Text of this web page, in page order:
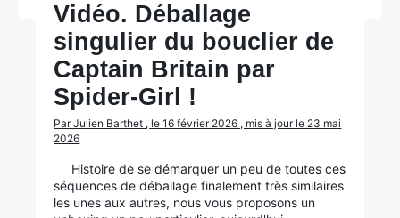
Vidéo. Déballage
singulier du bouclier de
Captain Britain par
Spider-Girl !
Par Julien Barthet , le 16 février 2026 , mis à jour le 23 mai
2026
Histoire de se démarquer un peu de toutes ces
séquences de déballage finalement très similaires
les unes aux autres, nous vous proposons un